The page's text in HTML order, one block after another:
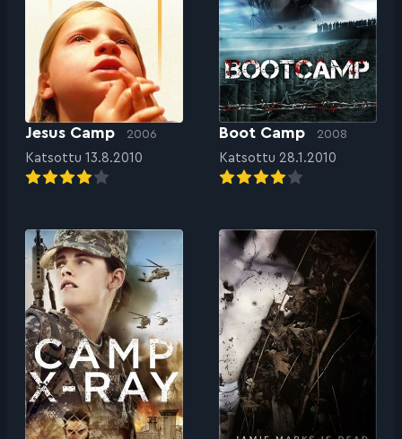
Jesus Camp 2006
Katsottu 13.8.2010
Boot Camp 2008
Katsottu 28.1.2010